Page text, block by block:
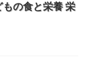
の食と栄養 栄